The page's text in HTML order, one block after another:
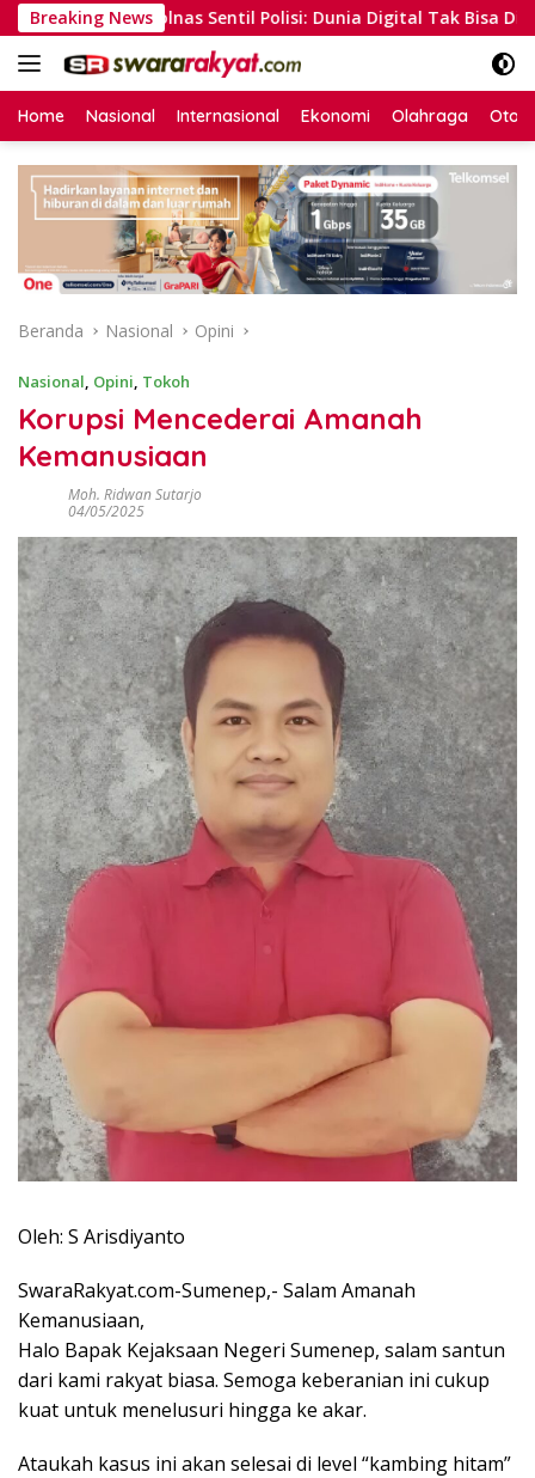
Langsung
ke
konten
Breaking NewsSentil Polisi: Dunia Digital Tak Bisa Disamakan
Home Nasional Internasional Ekonomi Olahraga
Beranda Nasional Opini
Nasional, Opini, Tokoh
Korupsi Mencederai Amanah
Kemanusiaan
Moh. Ridwan Sutarjo
04/05/2025
Oleh: S Arisdiyanto
SwaraRakyat.com-Sumenep,- Salam Amanah
Kemanusiaan,
Halo Bapak Kejaksaan Negeri Sumenep, salam santun
dari kami rakyat biasa. Semoga keberanian ini cukup
kuat untuk menelusuri hingga ke akar.
Ataukah kasus ini akan selesai di level “kambing hitam”